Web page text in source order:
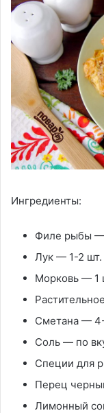
Ингредиенты:
Филе рыбы —
Лук — 1-2 шт.
Морковь — 1
Сметана —
Соль — по
Специи для
Перец
Лимонный